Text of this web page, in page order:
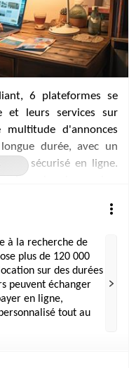
6 plateformes se
et leurs services sur
multitude d'annonces
durée, avec un
sécurisé en ligne.
Logement offrent
Les Belles
étudiantes
se concentre sur
de la vie en
essentielles pour
quête d'un logement
à la recherche de
plus de 120 000
sur des durées
peuvent échanger
en ligne,
tout au